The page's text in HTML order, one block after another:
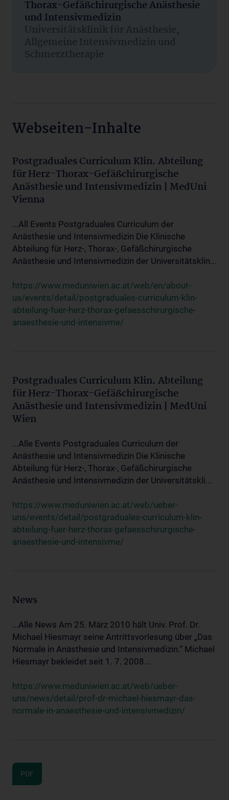
Thorax-Gefäßchirurgische Anästhesie
und Intensivmedizin
Universitätsklinik für Anästhesie,
Allgemeine Intensivmedizin und
Schmerztherapie
Webseiten-Inhalte
Postgraduales Curriculum Klin. Abteilung
für Herz-Thorax-Gefäßchirurgische
Anästhesie und Intensivmedizin | MedUni
Vienna
...All Events Postgraduales Curriculum der
Anästhesie und Intensivmedizin Die Klinische
Abteilung für Herz-, Thorax-, Gefäßchirurgische
Anästhesie und Intensivmedizin der Universitätsklin...
https://www.meduniwien.ac.at/web/en/about-
us/events/detail/postgraduales-curriculum-klin-
abteilung-fuer-herz-thorax-gefaesschirurgische-
anaesthesie-und-intensivme/
Postgraduales Curriculum Klin. Abteilung
für Herz-Thorax-Gefäßchirurgische
Anästhesie und Intensivmedizin | MedUni
Wien
...Alle Events Postgraduales Curriculum der
Anästhesie und Intensivmedizin Die Klinische
Abteilung für Herz-, Thorax-, Gefäßchirurgische
Anästhesie und Intensivmedizin der Universitätskli...
https://www.meduniwien.ac.at/web/ueber-
uns/events/detail/postgraduales-curriculum-klin-
abteilung-fuer-herz-thorax-gefaesschirurgische-
anaesthesie-und-intensivme/
News
...Alle News Am 25. März 2010 hält Univ. Prof. Dr.
Michael Hiesmayr seine Antrittsvorlesung über „Das
Normale in Anästhesie und Intensivmedizin.“ Michael
Hiesmayr bekleidet seit 1. 7. 2008...
https://www.meduniwien.ac.at/web/ueber-
uns/news/detail/prof-dr-michael-hiesmayr-das-
normale-in-anaesthesie-und-intensivmedizin/
PDF